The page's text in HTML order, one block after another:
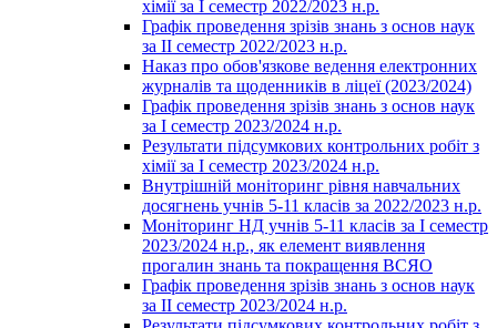
хімії за І семестр 2022/2023 н.р.
Графік проведення зрізів знань з основ наук
за ІІ семестр 2022/2023 н.р.
Наказ про обов'язкове ведення електронних
журналів та щоденників в ліцеї (2023/2024)
Графік проведення зрізів знань з основ наук
за І семестр 2023/2024 н.р.
Результати підсумкових контрольних робіт з
хімії за І семестр 2023/2024 н.р.
Внутрішній моніторинг рівня навчальних
досягнень учнів 5-11 класів за 2022/2023 н.р.
Моніторинг НД учнів 5-11 класів за І семестр
2023/2024 н.р., як елемент виявлення
прогалин знань та покращення ВСЯО
Графік проведення зрізів знань з основ наук
за ІІ семестр 2023/2024 н.р.